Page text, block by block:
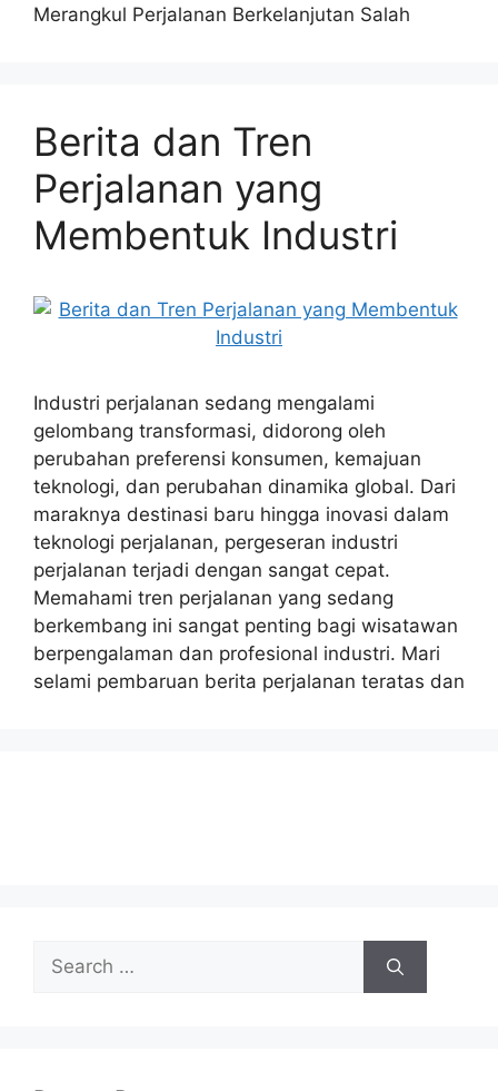
Merangkul Perjalanan Berkelanjutan Salah
Berita dan Tren
Perjalanan yang
Membentuk Industri
Industri perjalanan sedang mengalami
gelombang transformasi, didorong oleh
perubahan preferensi konsumen, kemajuan
teknologi, dan perubahan dinamika global. Dari
maraknya destinasi baru hingga inovasi dalam
teknologi perjalanan, pergeseran industri
perjalanan terjadi dengan sangat cepat.
Memahami tren perjalanan yang sedang
berkembang ini sangat penting bagi wisatawan
berpengalaman dan profesional industri. Mari
selami pembaruan berita perjalanan teratas dan
Search
for: